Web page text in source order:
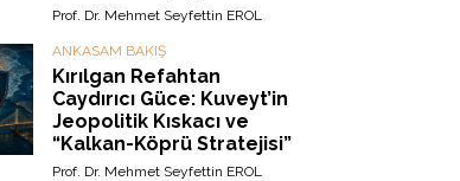
Prof. Dr. Mehmet Seyfettin EROL
ANKASAM BAKIŞ
Kırılgan Refahtan
Caydırıcı Güce: Kuveyt’in
Jeopolitik Kıskacı ve
“Kalkan-Köprü Stratejisi”
Prof. Dr. Mehmet Seyfettin EROL